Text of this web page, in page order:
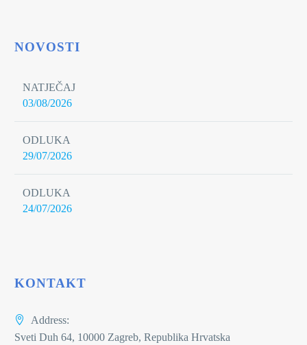
NOVOSTI
NATJEČAJ
03/08/2026
ODLUKA
29/07/2026
ODLUKA
24/07/2026
KONTAKT
Address:
Sveti Duh 64, 10000 Zagreb, Republika Hrvatska